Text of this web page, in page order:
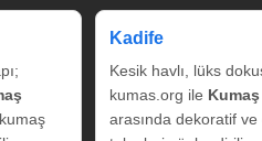
Kadife
Kesik havlı, lüks
kumas.org ile
arasında dekoratif